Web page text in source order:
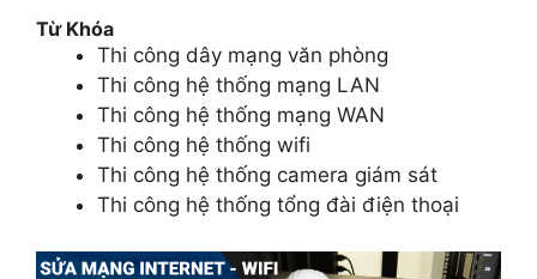
Từ Khóa
Thi công dây mạng văn phòng
Thi công hệ thống mạng LAN
Thi công hệ thống mạng WAN
Thi công hệ thống wifi
Thi công hệ thống camera giám sát
Thi công hệ thống tổng đài điện thoại